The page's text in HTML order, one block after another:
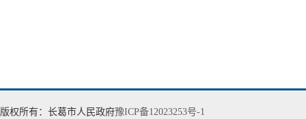
版权所有：长葛市人民政府豫ICP备12023253号-1